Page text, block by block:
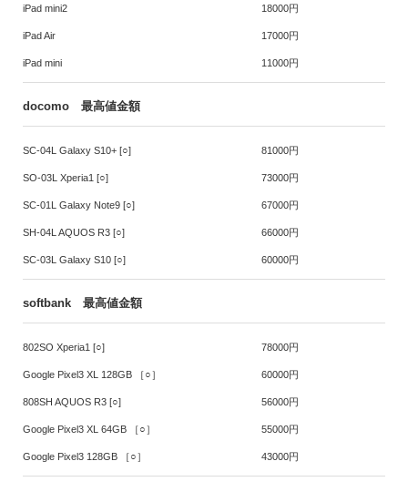
iPad mini2
iPad Air
iPad mini
18000円
17000円
11000円
docomo 最高値金額
SC-04L Galaxy S10+ [○]
SO-03L Xperia1 [○]
SC-01L Galaxy Note9 [○]
SH-04L AQUOS R3 [○]
SC-03L Galaxy S10 [○]
81000円
73000円
67000円
66000円
60000円
softbank 最高値金額
802SO Xperia1 [○]
Google Pixel3 XL 128GB ［○］
808SH AQUOS R3 [○]
Google Pixel3 XL 64GB ［○］
Google Pixel3 128GB ［○］
78000円
60000円
56000円
55000円
43000円